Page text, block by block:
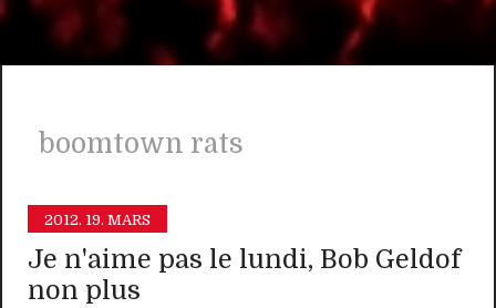
boomtown rats
2012. 19. MARS
Je n'aime pas le lundi, Bob Geldof
non plus